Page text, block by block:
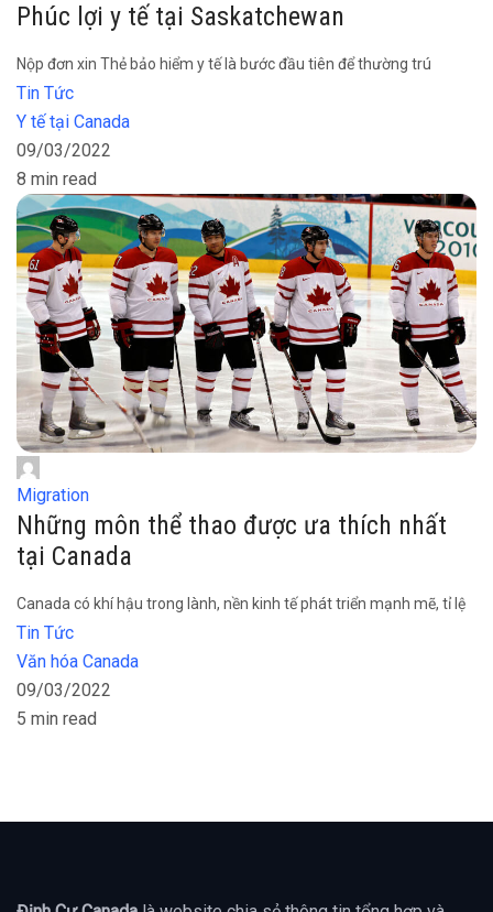
Phúc lợi y tế tại Saskatchewan
Nộp đơn xin Thẻ bảo hiểm y tế là bước đầu tiên để thường trú
Tin Tức
Y tế tại Canada
09/03/2022
8 min read
Migration
Những môn thể thao được ưa thích nhất
tại Canada
Canada có khí hậu trong lành, nền kinh tế phát triển mạnh mẽ, tỉ lệ
Tin Tức
Văn hóa Canada
09/03/2022
5 min read